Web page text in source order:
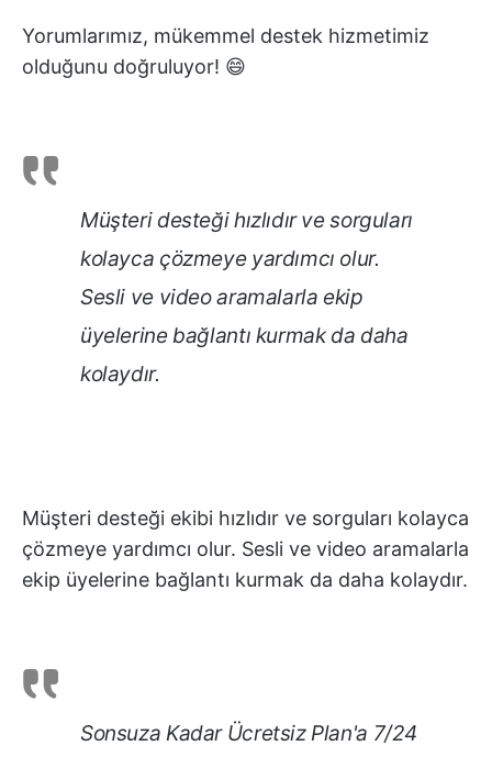
Yorumlarımız, mükemmel destek hizmetimiz
olduğunu doğruluyor! 😄
Müşteri desteği hızlıdır ve sorguları
kolayca çözmeye yardımcı olur.
Sesli ve video aramalarla ekip
üyelerine bağlantı kurmak da daha
kolaydır.
Müşteri desteği ekibi hızlıdır ve sorguları kolayca
çözmeye yardımcı olur. Sesli ve video aramalarla
ekip üyelerine bağlantı kurmak da daha kolaydır.
Sonsuza Kadar Ücretsiz Plan'a 7/24